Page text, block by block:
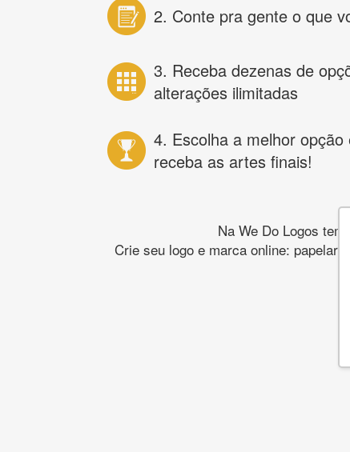
2. Conte pra gente o que
3. Receba dezenas de
alterações ilimitadas
4. Escolha a melhor opção
receba as artes finais!
Na We Do Logos
Crie seu logo e marca online: